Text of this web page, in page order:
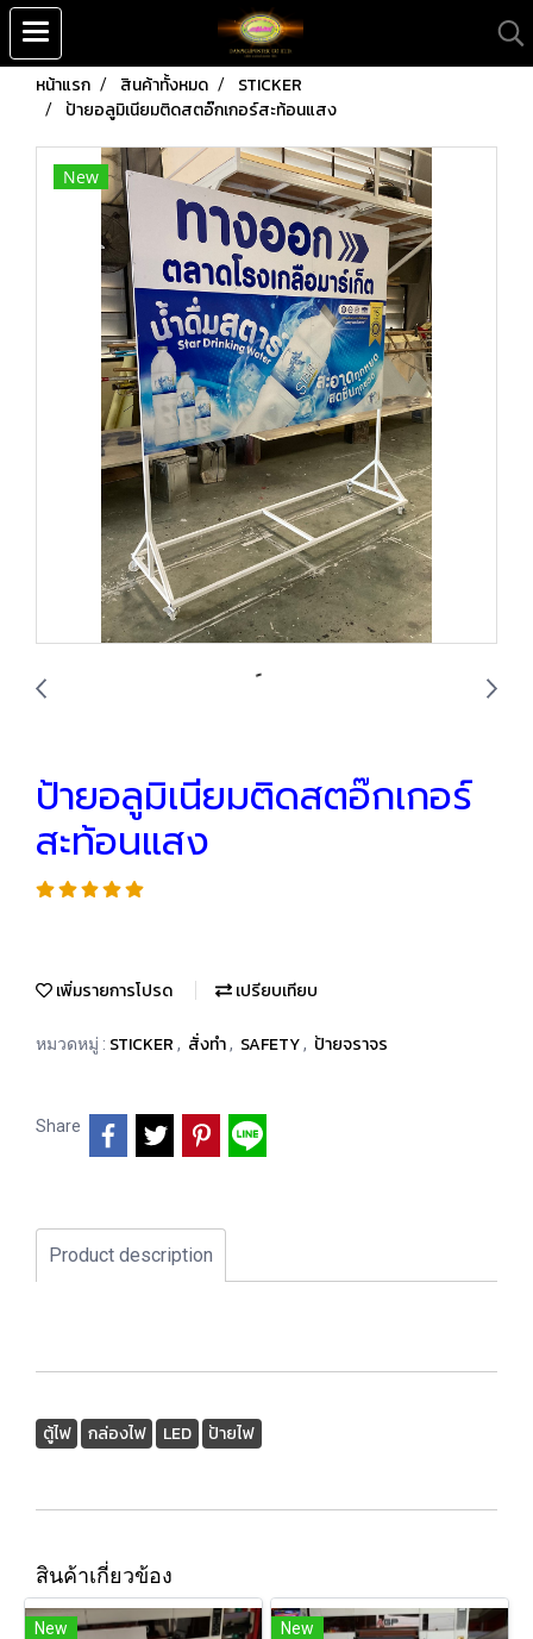
หน้าแรก สินค้าทั้งหมด
STICKER
ป้ายอลูมิเนียมติดสตอ๊กเกอร์สะท้อนแสง
New
ป้ายอลูมิเนียมติดสตอ๊กเกอร์
สะท้อนแสง
เพิ่มรายการโปรด เปรียบเทียบ
หมวดหมู่ : STICKER , สั่งทำ, SAFETY, ป้ายจราจร
Share
Product description
ตู้ไฟ กล่องไฟ LED ป้ายไฟ
สินค้าเกี่ยวข้อง
New New